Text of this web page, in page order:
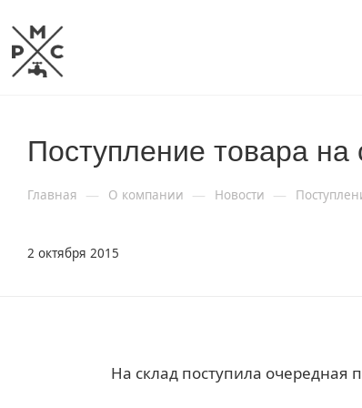
Поступление товара на
Главная — О компании — Новости —
2 октября 2015
На склад поступила очередная